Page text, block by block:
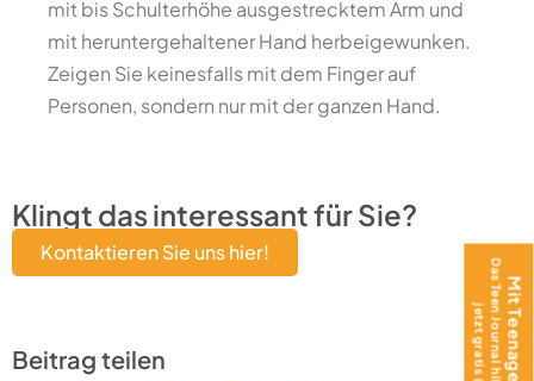
mit bis Schulterhöhe ausgestrecktem Arm und
mit heruntergehaltener Hand herbeigewunken.
Zeigen Sie keinesfalls mit dem Finger auf
Personen, sondern nur mit der ganzen Hand.
Klingt das interessant für Sie?
Kontaktieren Sie uns hier!
Beitrag teilen